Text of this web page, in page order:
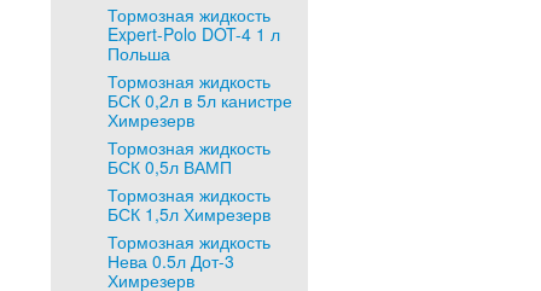
Тормозная жидкость
Expert-Polo DOT-4 1 л
Польша
Тормозная жидкость
БСК 0,2л в 5л канистре
Химрезерв
Тормозная жидкость
БСК 0,5л ВАМП
Тормозная жидкость
БСК 1,5л Химрезерв
Тормозная жидкость
Нева 0.5л Дот-3
Химрезерв